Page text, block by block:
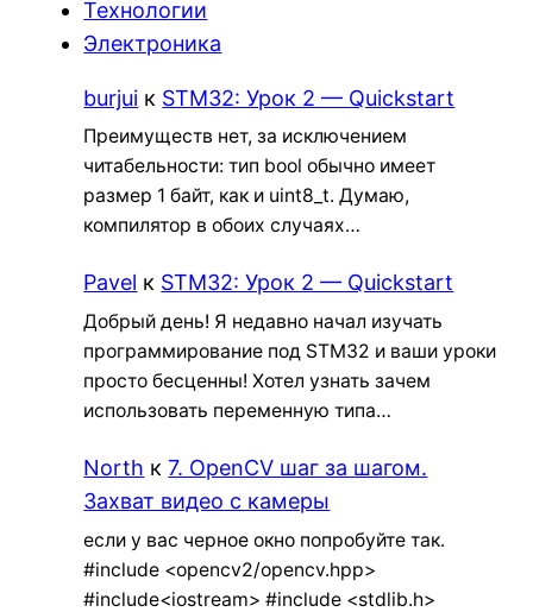
Технологии
Электроника
burjui к STM32: Урок 2 — Quickstart
Преимуществ нет, за исключением
читабельности: тип bool обычно имеет
размер 1 байт, как и uint8_t. Думаю,
компилятор в обоих случаях…
Pavel к STM32: Урок 2 — Quickstart
Добрый день! Я недавно начал изучать
программирование под STM32 и ваши уроки
просто бесценны! Хотел узнать зачем
использовать переменную типа…
North к7. OpenCV шаг за шагом.
Захват видео с камеры
если у вас черное окно попробуйте так.
#include <opencv2/opencv.hpp>
#include<iostream> #include <stdlib.h>